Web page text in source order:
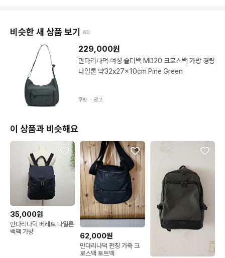
비슷한 새 상품 보기 AD
229,000원
만다리나덕 여성 숄더백 MD20 크로스백 가방 경량
나일론 약32x27x10cm Pine Green
쿠팡 ・ 광고
이 상품과 비슷해요
35,000원
만다리나덕 베레토 나일론
백팩 가방
62,000원
만다리나덕 펀칭 가죽 크
로스백 토트백